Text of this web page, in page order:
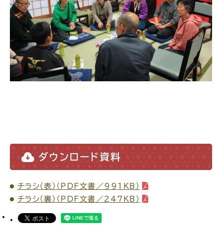
ダウンロード資料
チラシ（表）（PDF文書／991KB）
チラシ（裏）（PDF文書／247KB）